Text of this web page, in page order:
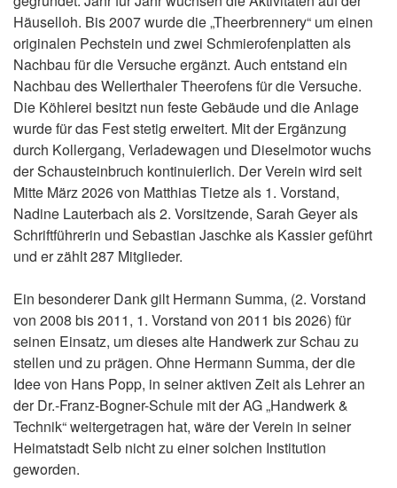
Häuselloh. Bis 2007 wurde die „Theerbrennery“ um einen
originalen Pechstein und zwei Schmierofenplatten als
Nachbau für die Versuche ergänzt. Auch entstand ein
Nachbau des Wellerthaler Theerofens für die Versuche.
Die Köhlerei besitzt nun feste Gebäude und die Anlage
wurde für das Fest stetig erweitert. Mit der Ergänzung
durch Kollergang, Verladewagen und Dieselmotor wuchs
der Schausteinbruch kontinuierlich. Der Verein wird seit
Mitte März 2026 von Matthias Tietze als 1. Vorstand,
Nadine Lauterbach als 2. Vorsitzende, Sarah Geyer als
Schriftführerin und Sebastian Jaschke als Kassier geführt
und er zählt 287 Mitglieder.
Ein besonderer Dank gilt Hermann Summa, (2. Vorstand
von 2008 bis 2011, 1. Vorstand von 2011 bis 2026) für
seinen Einsatz, um dieses alte Handwerk zur Schau zu
stellen und zu prägen. Ohne Hermann Summa, der die
Idee von Hans Popp, in seiner aktiven Zeit als Lehrer an
der Dr.-Franz-Bogner-Schule mit der AG „Handwerk &
Technik“ weitergetragen hat, wäre der Verein in seiner
Heimatstadt Selb nicht zu einer solchen Institution
geworden.